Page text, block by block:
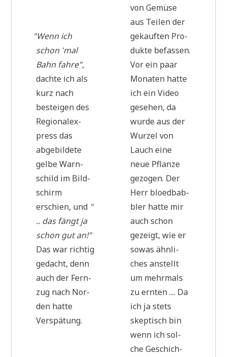
"Wenn ich
schon 'mal
Bahn fah­re",
dach­te ich als
kurz nach
bestei­gen des
Regio­nal­ex­
press das
abge­bil­de­te
gel­be Warn­
schild im Bild­
schirm
erschien, und "
.. das fängt ja
schon gut an!"
Das war rich­tig
gedacht, denn
auch der Fern­
zug nach Nor­
den hat­te
Verspätung.
von Gemü­se
aus Tei­len der
gekauf­ten Pro­
duk­te befas­sen.
Vor ein paar
Mona­ten hat­te
ich ein Video
gese­hen, da
wur­de aus der
Wur­zel von
Lauch eine
neue Pflan­ze
gezo­gen. Der
Herr bloed­bab­
b­ler hat­te mir
auch schon
gezeigt, wie er
sowas ähn­li­
ches anstellt
um mehr­mals
zu ern­ten .... Da
ich ja stets
skep­tisch bin
wenn ich sol­
che Geschich­